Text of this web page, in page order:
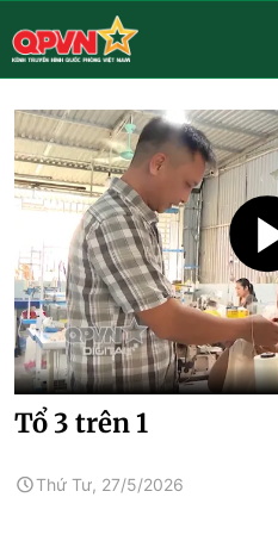
Tổ 3 trên 1
Thứ Tư, 27/5/2026